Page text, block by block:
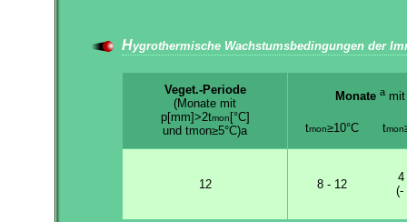
Hygrothermische Wachstumsbedingungen der
Veget.-Periode
(Monate mit
p[mm]>2tmon [°C]
und tmon≥5°C)a
Monate a mit
tmon≥10°C tmon
12 8 - 12
4
(-